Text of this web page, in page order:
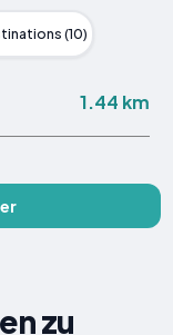
(10)
1.44 km
zu